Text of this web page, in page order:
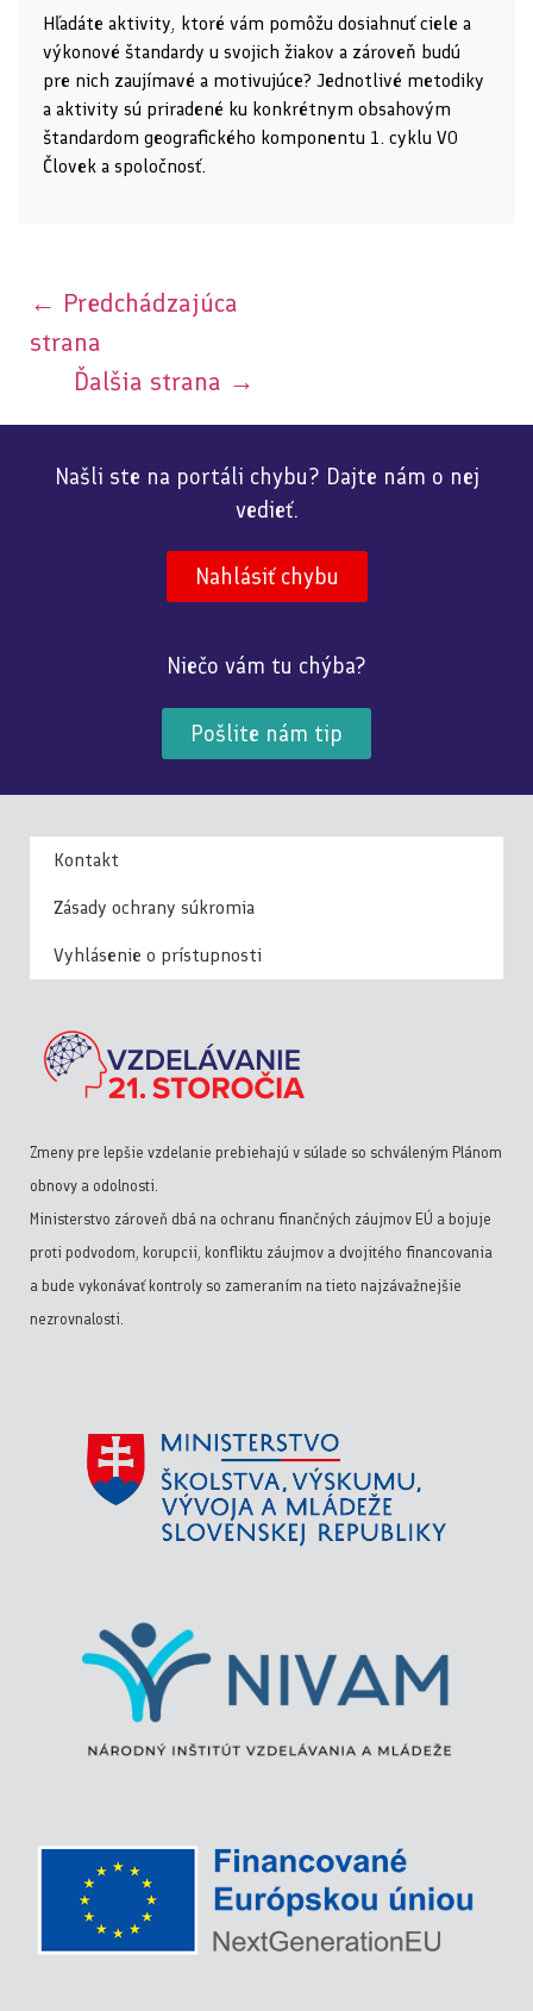
Hľadáte aktivity, ktoré vám pomôžu dosiahnuť ciele a
výkonové štandardy u svojich žiakov a zároveň budú
pre nich zaujímavé a motivujúce? Jednotlivé metodiky
a aktivity sú priradené ku konkrétnym obsahovým
štandardom geografického komponentu 1. cyklu VO
Človek a spoločnosť.
← Predchádzajúca
strana
Ďalšia strana →
Našli ste na portáli chybu? Dajte nám o nej
vedieť.
Nahlásiť chybu
Niečo vám tu chýba?
Pošlite nám tip
Kontakt
Zásady ochrany súkromia
Vyhlásenie o prístupnosti
Zmeny pre lepšie vzdelanie prebiehajú v súlade so schváleným Plánom
obnovy a odolnosti.
Ministerstvo zároveň dbá na ochranu finančných záujmov EÚ a bojuje
proti podvodom, korupcii, konfliktu záujmov a dvojitého financovania
a bude vykonávať kontroly so zameraním na tieto najzávažnejšie
nezrovnalosti.